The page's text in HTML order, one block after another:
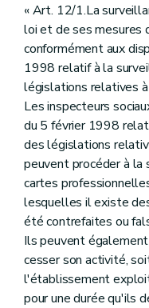
« Art. 12/1.La
loi et de ses mesures
conformément aux
1998 relatif à la
législations relatives
Les inspecteurs
du 5 février 1998
des législations
peuvent procéder à la
cartes
lesquelles il existe
été contrefaites ou
Ils peuvent
cesser son activité,
l'établissement
pour une durée qu'ils